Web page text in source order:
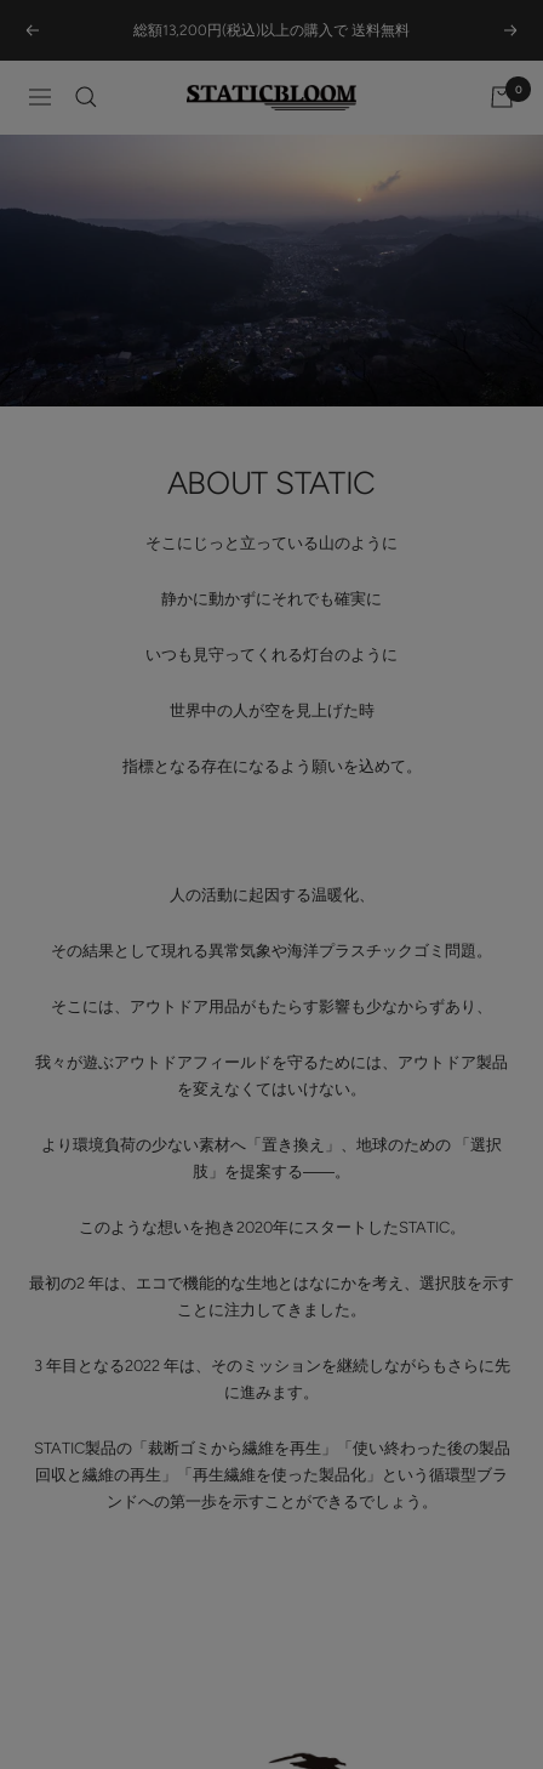
content
Previous 総額13,200円(税込)以上の購入で 送料無料 Next
Navigation
STATICBLOOM
0
ABOUT STATIC
そこにじっと立っている山のように
静かに動かずにそれでも確実に
いつも見守ってくれる灯台のように
世界中の人が空を見上げた時
指標となる存在になるよう願いを込めて。
人の活動に起因する温暖化、
その結果として現れる異常気象や海洋プラスチックゴミ問題。
そこには、アウトドア用品がもたらす影響も少なからずあり、
我々が遊ぶアウトドアフィールドを守るためには、アウトドア製品
を変えなくてはいけない。
より環境負荷の少ない素材へ「置き換え」、地球のための 「選択
肢」を提案する――。
このような想いを抱き2020年にスタートしたSTATIC。
最初の2 年は、エコで機能的な生地とはなにかを考え、選択肢を示す
ことに注力してきました。
3 年目となる2022 年は、そのミッションを継続しながらもさらに先
に進みます。
STATIC製品の「裁断ゴミから繊維を再生」「使い終わった後の製品
回収と繊維の再生」「再生繊維を使った製品化」という循環型ブラ
ンドへの第一歩を示すことができるでしょう。